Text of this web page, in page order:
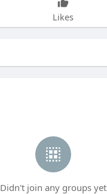
Likes
Didn't join any groups yet